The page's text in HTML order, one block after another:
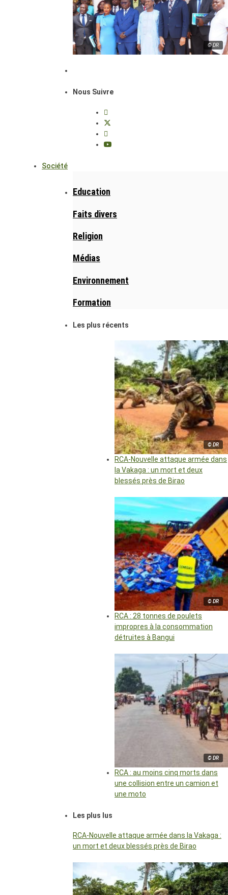
© DR
Nous Suivre
Société
Education
Faits divers
Religion
Médias
Environnement
Formation
Les plus récents
© DR
RCA-Nouvelle attaque armée dans
la Vakaga : un mort et deux
blessés près de Birao
© DR
RCA : 28 tonnes de poulets
impropres à la consommation
détruites à Bangui
© DR
RCA : au moins cinq morts dans
une collision entre un camion et
une moto
Les plus lus
RCA-Nouvelle attaque armée dans la Vakaga :
un mort et deux blessés près de Birao